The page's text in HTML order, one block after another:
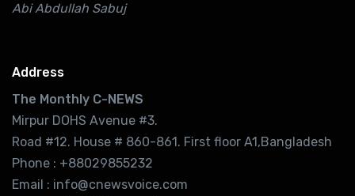
Abi Abdullah Sabuj
Address
The Monthly C-NEWS
Mirpur DOHS Avenue #3.
Road #12. House # 860-861. First floor A1,Bangladesh
Phone : +88029855232
Email : info@cnewsvoice.com